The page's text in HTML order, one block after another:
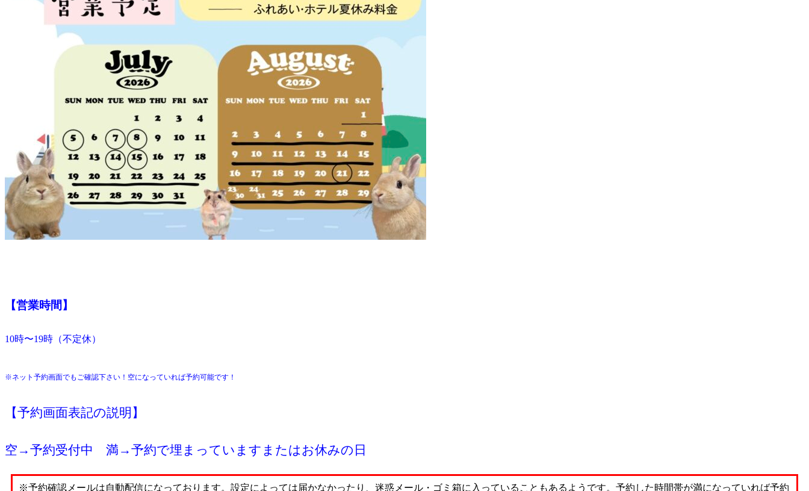
【営業時間】
10時〜19時（不定休）
※ネット予約画面でもご確認下さい！空になっていれば予約可能です！
【予約画面表記の説明】
空→予約受付中 満→予約で埋まっていますまたはお休みの日
※予約確認メールは自動配信になっております。設定によっては届かなかったり、迷惑メール・ゴミ箱に入っていることもあるようです。予約した時間帯が満になっていれば予約